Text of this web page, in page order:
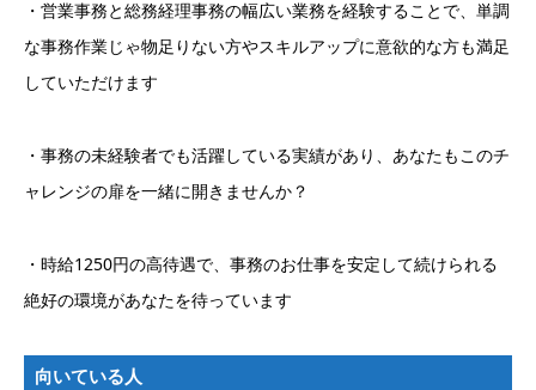
・営業事務と総務経理事務の幅広い業務を経験することで、単調
な事務作業じゃ物足りない方やスキルアップに意欲的な方も満足
していただけます
・事務の未経験者でも活躍している実績があり、あなたもこのチ
ャレンジの扉を一緒に開きませんか？
・時給1250円の高待遇で、事務のお仕事を安定して続けられる
絶好の環境があなたを待っています
向いている人